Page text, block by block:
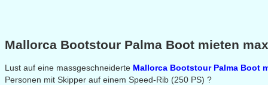
Mallorca Bootstour Palma Boot mieten max
Lust auf eine massgeschneiderte Mallorca Bootstour Palma Boot
Personen mit Skipper auf einem Speed-Rib (250 PS) ?